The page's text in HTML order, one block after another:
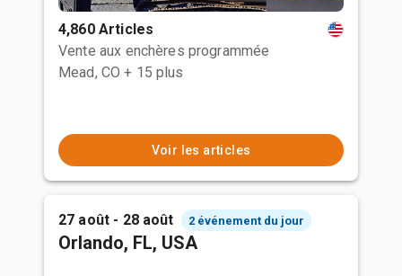
4,860 Articles
Vente aux enchères programmée
Mead, CO + 15 plus
Voir les articles
27 août - 28 août 2 événement du jour
Orlando, FL, USA